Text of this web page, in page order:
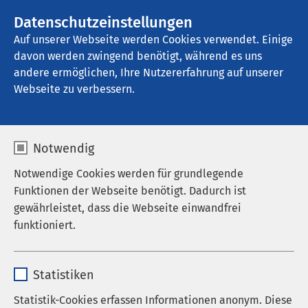
Datenschutzeinstellungen
Auf unserer Webseite werden Cookies verwendet. Einige
davon werden zwingend benötigt, während es uns
andere ermöglichen, Ihre Nutzererfahrung auf unserer
Webseite zu verbessern.
Notwendig
Notwendige Cookies werden für grundlegende
Funktionen der Webseite benötigt. Dadurch ist
gewährleistet, dass die Webseite einwandfrei
funktioniert.
Anbieter sgalinski
Statistiken
Statistik-Cookies erfassen Informationen anonym. Diese
Startseite der AMEOS Gruppe Aktuelles Nachrichten